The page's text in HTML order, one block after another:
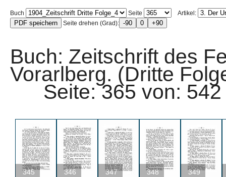
Buch Seite
Artikel:
Seite drehen (Grad):
Buch: Zeitschrift des
Vorarlberg. (Dritte
Seite: 365 von:
345 346 347 348 349